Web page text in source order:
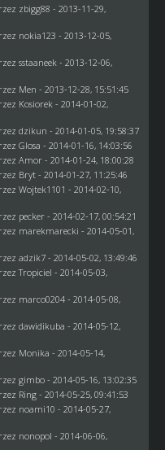
zbigg88 - 2013-11-29,
nokia123 - 2013-12-05,
sstaaneek- 2013-12-06,
Men - 2013-12-28, 15:51:45
Kosiorek- 2014-01-02,
dzikun - 2014-01-05, 19:58:37
Glosa - 2014-01-16, 14:03:56
Amor - 2014-01-24, 18:00:28
Bryt- 2014-01-27, 11:25:46
Wojtek1101 - 2014-02-10,
pecker- 2014-02-17, 00:54:21
marekmarecki - 2014-05-01,
adzik7 - 2014-05-02, 13:49:46
Tropiciel - 2014-05-03,
marco0204- 2014-05-08,
dawidikuba - 2014-05-12,
Monika - 2014-05-14,
gimbo- 2014-05-16, 13:02:35
Ring- 2014-05-25, 09:41:53
noami10 - 2014-05-27,
nonopol - 2014-06-06,